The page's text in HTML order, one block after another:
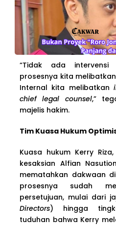
“Tidak ada intervensi
prosesnya kita
Internal kita melibatkan
chief legal counsel,”
majelis hakim.
Tim Kuasa Hukum
Kuasa hukum Kerry
kesaksian Alfian
mematahkan dakwaan
prosesnya sudah
persetujuan, mulai dari
Directors) hingga
tuduhan bahwa Kerry